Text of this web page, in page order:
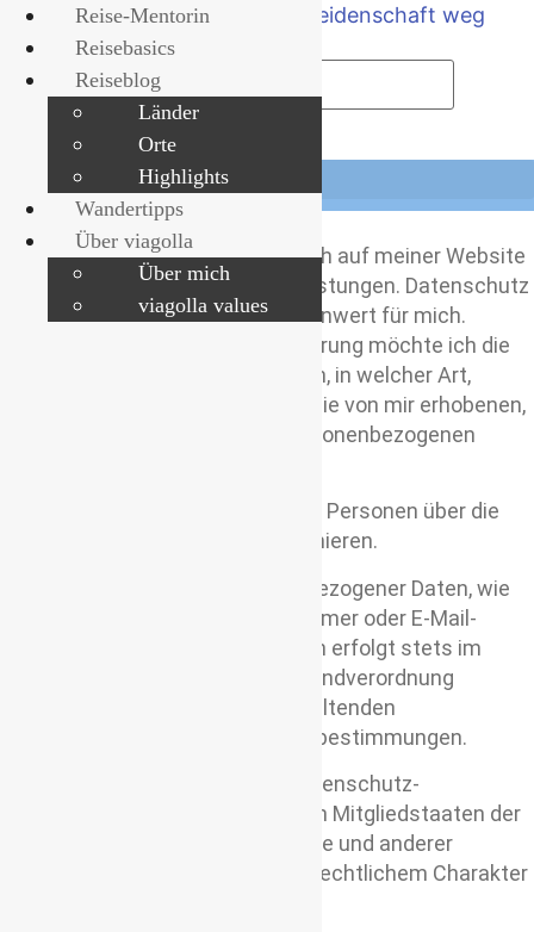
Zum
Inhalt
springen
Suche
Ich freue mich über deinen Besuch auf meiner Website
und dein Interesse an meinen Leistungen. Datenschutz
hat einen besonders hohen Stellenwert für mich.
Anhand meiner Datenschutzerklärung möchte ich die
Öffentlichkeit darüber informieren, in welcher Art,
Umfang und zu welchem Zweck die von mir erhobenen,
genutzten und verarbeiteten personenbezogenen
Außerdem möchte ich betroffene Personen über die
ihnen zustehenden Rechte informieren.
Jegliche Verarbeitung personenbezogener Daten, wie
z.B. Name, Anschrift, Telefonnummer oder E-Mail-
Adresse einer betroffenen Person erfolgt stets im
Einklang mit der Datenschutz-Grundverordnung
geltenden
landesspezifischen Datenschutzbestimmungen.
Verantwortlicher im Sinne der Datenschutz-
Grundverordnung, sonstiger in den Mitgliedstaaten der
EU geltenden Datenschutzgesetze und anderer
Bestimmungen mit datenschutzrechtlichem Charakter
Reise-Mentorin
Reisebasics
Reiseblog
Länder
Orte
Highlights
Wandertipps
Über viagolla
Über mich
viagolla values